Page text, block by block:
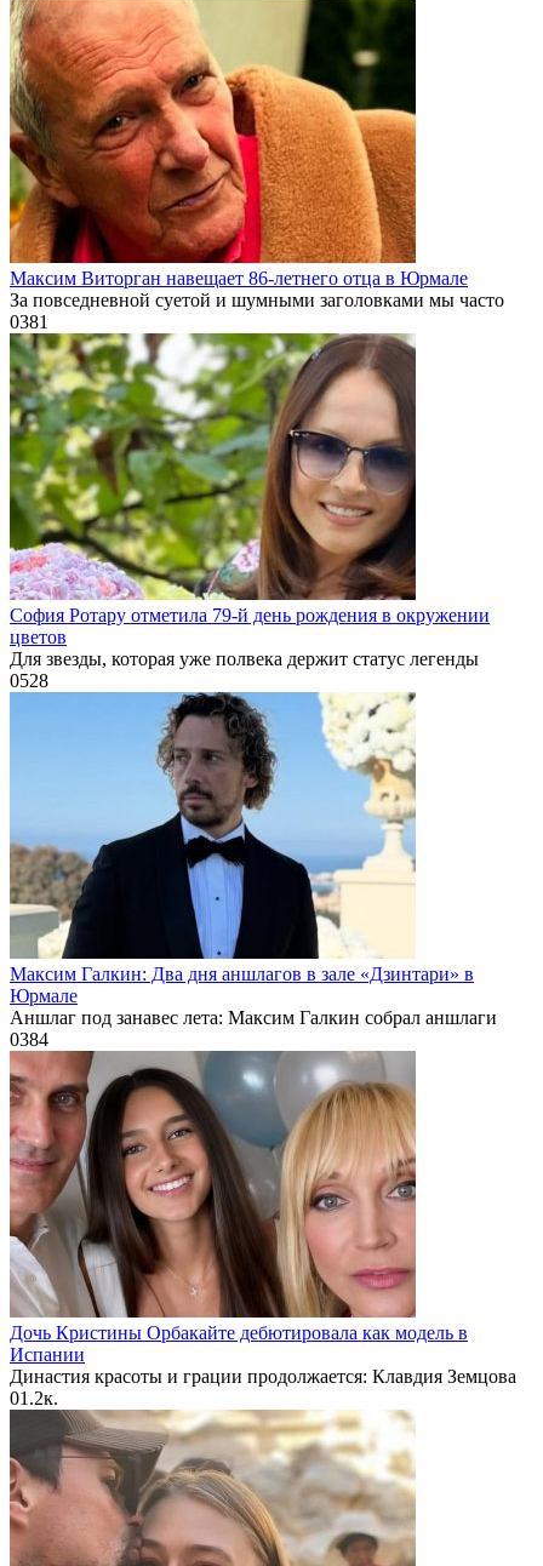
Максим Виторган навещает 86-летнего отца в Юрмале
За повседневной суетой и шумными заголовками мы часто
0381
София Ротару отметила 79-й день рождения в окружении
цветов
Для звезды, которая уже полвека держит статус легенды
0528
Максим Галкин: Два дня аншлагов в зале «Дзинтари» в
Юрмале
Аншлаг под занавес лета: Максим Галкин собрал аншлаги
0384
Дочь Кристины Орбакайте дебютировала как модель в
Испании
Династия красоты и грации продолжается: Клавдия Земцова
01.2к.